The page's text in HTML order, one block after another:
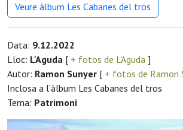
Veure àlbum Les Cabanes del tros
Data: 9.12.2022
Lloc: L'Aguda [ + fotos de L'Aguda ]
Autor: Ramon Sunyer [ + fotos de Ramon
Inclosa a l'àlbum Les Cabanes del tros
Tema: Patrimoni